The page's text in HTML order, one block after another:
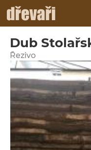
Dub
Řezivo